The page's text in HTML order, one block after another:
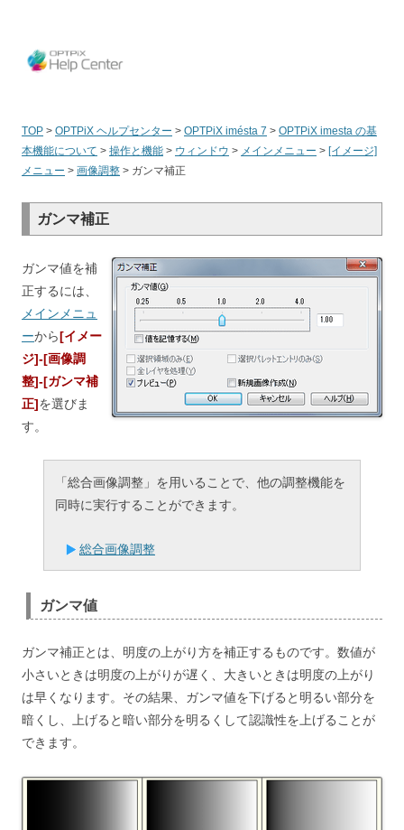
TOP > OPTPiX ヘルプセンター > OPTPiX imésta 7 > OPTPiX imesta の基
本機能について > 操作と機能 > ウィンドウ > メインメニュー > [イメージ]
メニュー > 画像調整 > ガンマ補正
ガンマ補正
ガンマ値を補
正するには、
メインメニュ
ーから[イメー
ジ]-[画像調
整]-[ガンマ補
正]を選びま
す。
「総合画像調整」を用いることで、他の調整機能を
同時に実行することができます。
総合画像調整
ガンマ値
ガンマ補正とは、明度の上がり方を補正するものです。数値が
小さいときは明度の上がりが遅く、大きいときは明度の上がり
は早くなります。その結果、ガンマ値を下げると明るい部分を
暗くし、上げると暗い部分を明るくして認識性を上げることが
できます。